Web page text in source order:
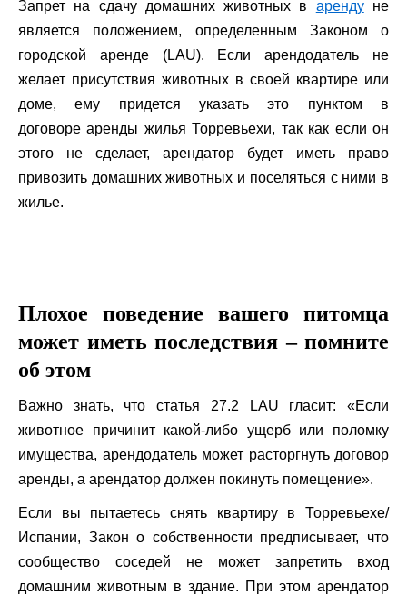
Запрет на сдачу домашних животных в арендуне
является положением, определенным Законом о
городской аренде (LAU). Если арендодатель не
желает присутствия животных в своей квартире или
доме, ему придется указать это пунктом в
договоре аренды жилья Торревьехи, так как если он
этого не сделает, арендатор будет иметь право
привозить домашних животных и поселяться с ними в
жилье.
Плохое поведение вашего питомца
может иметь последствия – помните
об этом
Важно знать, что статья 27.2 LAU гласит: «Если
животное причинит какой-либо ущерб или поломку
имущества, арендодатель может расторгнуть договор
аренды, а арендатор должен покинуть помещение».
Если вы пытаетесь снять квартиру в Торревьехе/
Испании, Закон о собственности предписывает, что
сообщество соседей не может запретить вход
домашним животным в здание. При этом арендатор